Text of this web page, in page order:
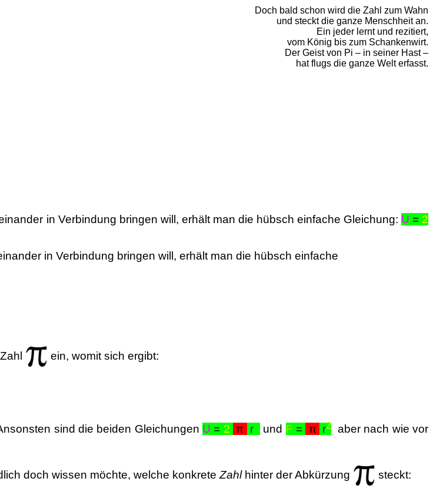
Doch bald schon wird die Zahl zum Wahn
und steckt die ganze Menschheit an.
Ein jeder lernt und rezitiert,
vom König bis zum Schankenwirt.
Der Geist von Pi – in seiner Hast –
hat flugs die ganze Welt erfasst.
in Verbindung bringen will, erhält man die hübsch einfache Gleichung: U = 2
in Verbindung bringen will, erhält man die hübsch einfache
ein, womit sich ergibt:
sind die beiden Gleichungen U = 2 π r und F = π r2
aber nach wie vor
doch wissen möchte, welche konkreteZahlhinter der Abkürzung steckt: